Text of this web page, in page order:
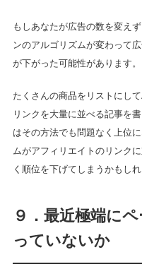
もしあなたが広告の数を変え
ンのアルゴリズムが変わって
が下がった可能性があります。
たくさんの商品をリストにし
リンクを大量に並べる記事を
はその方法でも問題なく上位
ムがアフィリエイトのリンク
く順位を下げてしまうかもしれ
９．最近極端に
っていないか